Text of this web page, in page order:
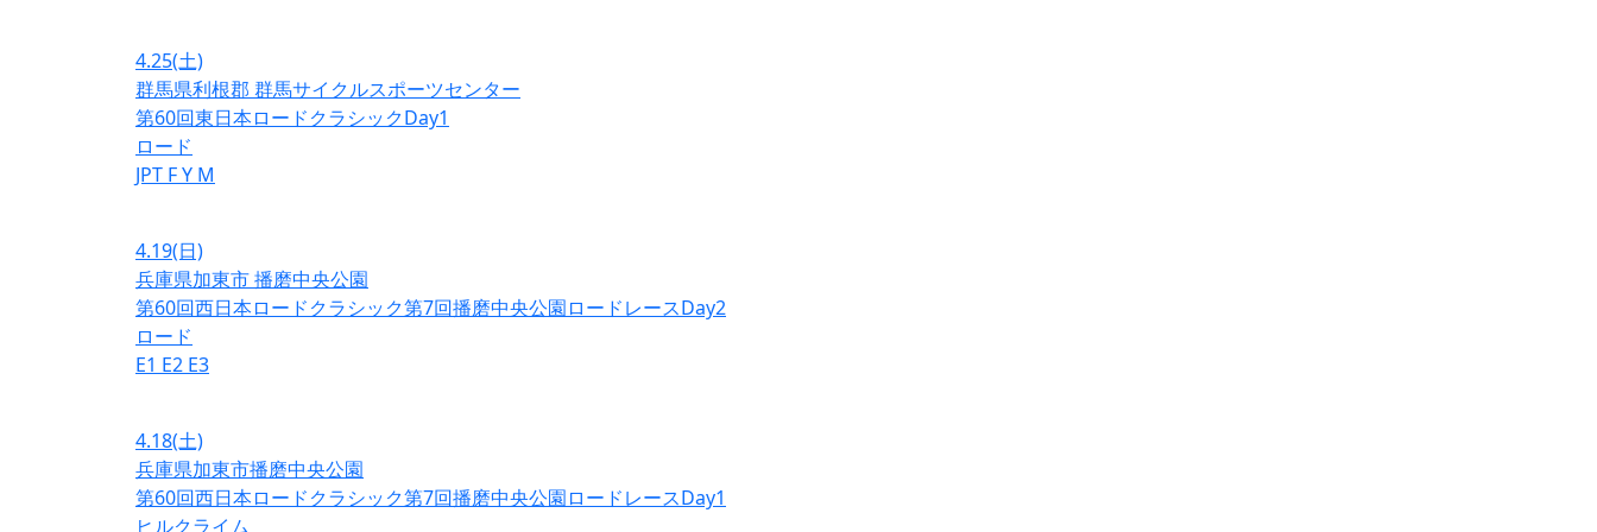
4.25(土)
群馬県利根郡 群馬サイクルスポーツセンター
第60回東日本ロードクラシックDay1
ロード
JPT FY M
4.19(日)
兵庫県加東市 播磨中央公園
第60回西日本ロードクラシック第7回播磨中央公園ロードレースDay2
ロード
E1 E2 E3
4.18(土)
兵庫県加東市播磨中央公園
第60回西日本ロードクラシック第7回播磨中央公園ロードレースDay1
ヒルクライム